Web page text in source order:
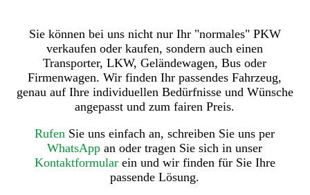
Sie können bei uns nicht nur Ihr "normales" PKW
verkaufen oder kaufen, sondern auch einen
Transporter, LKW, Geländewagen, Bus oder
Firmenwagen. Wir finden Ihr passendes Fahrzeug,
genau auf Ihre individuellen Bedürfnisse und Wünsche
angepasst und zum fairen Preis.
Rufen Sie uns einfach an, schreiben Sie uns per
WhatsApp an oder tragen Sie sich in unser
Kontaktformularein und wir finden für Sie Ihre
passende Lösung.